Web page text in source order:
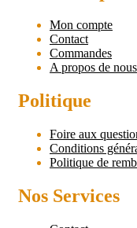
Mon compte
Contact
Commandes
A propos de nous
Politique
Foire aux
Conditions
Politique de
Nos Services